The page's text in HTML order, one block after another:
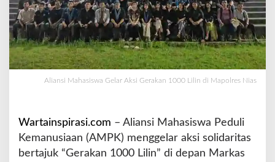
l
a
A
k
s
i
r
k
a
Aliansi Mahasiswa Gelar Aksi Gerakan 1000 Lilin di Mapolres Nias
Wartainspirasi.com – Aliansi Mahasiswa Peduli
Kemanusiaan (AMPK) menggelar aksi solidaritas
bertajuk “Gerakan 1000 Lilin” di depan Markas